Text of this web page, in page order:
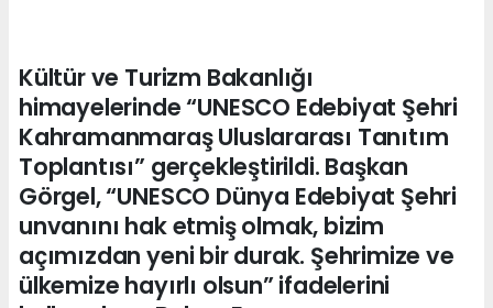
Kültür ve Turizm Bakanlığı
himayelerinde “UNESCO Edebiyat Şehri
Kahramanmaraş Uluslararası Tanıtım
Toplantısı” gerçekleştirildi. Başkan
Görgel, “UNESCO Dünya Edebiyat Şehri
unvanını hak etmiş olmak, bizim
açımızdan yeni bir durak. Şehrimize ve
ülkemize hayırlı olsun” ifadelerini